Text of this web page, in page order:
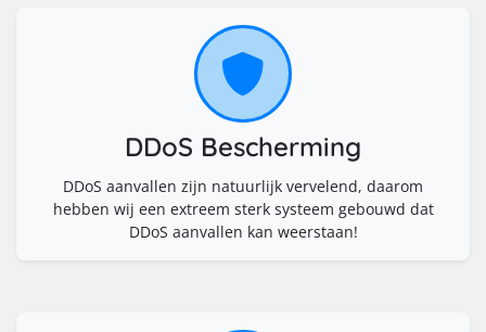
DDoS Bescherming
DDoS aanvallen zijn natuurlijk vervelend, daarom
hebben wij een extreem sterk systeem gebouwd dat
DDoS aanvallen kan weerstaan!